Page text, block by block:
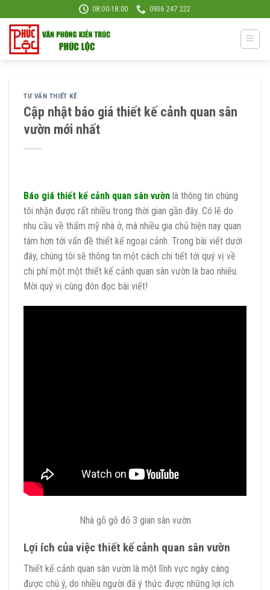
to
content
08:00-18:00 0936 247 222
TƯ VẤN THIẾT KẾ
Cập nhật báo giá thiết kế cảnh quan sân
vườn mới nhất
Báo giá thiết kế cảnh quan sân vườn là thông tin chúng
tôi nhận được rất nhiều trong thời gian gần đây. Có lẽ do
nhu cầu về thẩm mỹ nhà ở, mà nhiều gia chủ hiện nay quan
tâm hơn tới vấn đề thiết kế ngoại cảnh. Trong bài viết dưới
đây, chúng tôi sẽ thông tin một cách chi tiết tới quý vị về
chi phí một một thiết kế cảnh quan sân vườn là bao nhiêu.
Mời quý vị cùng đón đọc bài viết!
Nhà gỗ gõ đỏ 3 gian sân vườn
Lợi ích của việc thiết kế cảnh quan sân vườn
Thiết kế cảnh quan sân vườn là một lĩnh vực ngày càng
được chú ý, do nhiều người đã ý thức được những lợi ích